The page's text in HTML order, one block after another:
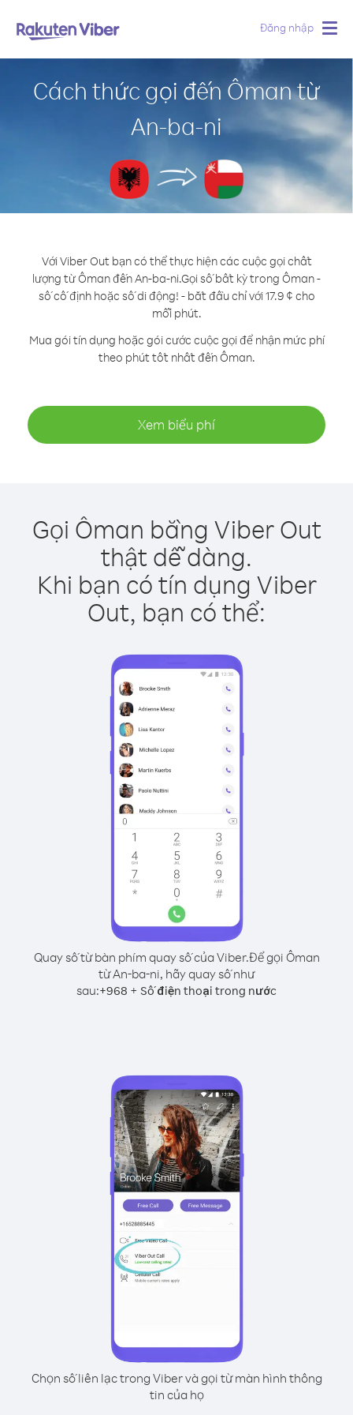
Đăng nhập
Cách thức gọi đến Ôman từ
An-ba-ni
Với Viber Out bạn có thể thực hiện các cuộc gọi chất
lượng từ Ôman đến An-ba-ni.Gọi số bất kỳ trong Ôman -
số cố định hoặc số di động! - bắt đầu chỉ với 17.9 ¢ cho
mỗi phút.
Mua gói tín dụng hoặc gói cước cuộc gọi để nhận mức phí
theo phút tốt nhất đến Ôman.
Xem biểu phí
Gọi Ôman bằng Viber Out
thật dễ dàng.
Khi bạn có tín dụng Viber
Out, bạn có thể:
Quay số từ bàn phím quay số của Viber.Để gọi Ôman
từ An-ba-ni, hãy quay số như
sau:+968 + Số điện thoại trong nước
Chọn số liên lạc trong Viber và gọi từ màn hình thông
tin của họ